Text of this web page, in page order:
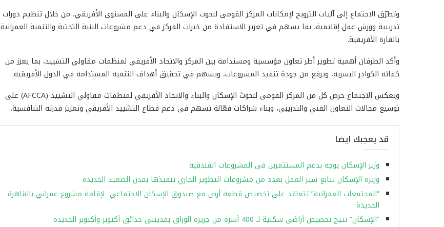
وتطرّق الاجتماع إلى آليات الترويج لإمكانات المركز القومى لبحوث الإسكان والبناء على المستوى الأفريقي، من خلال تنظيم دورات
تدريبية وورش عمل إقليمية، بما يسهم في تعزيز الاستفادة من خبرات المركز في دعم مشروعات البنية التحتية والتنمية العمرانية
بالقارة الأفريقية.
وأكد الطرفان أهمية تطوير أطر تعاون مؤسسية ومستدامة بين المركز والاتحاد الأفريقي لمنظمات مقاولي التشييد، بما يعزز من
كفائة الكوادر البشرية، ويرفع من جودة تنفيذ المشروعات، ويسهم في تحقيق أهداف التنمية المستدامة في الدول الأفريقية.
ويعكس الاجتماع حرص كل من المركز القومى لبحوث الإسكان والبناء والاتحاد الأفريقي لمنظمات مقاولي التشييد (AFCCA) على
توسيع مجالات التعاون الفني والتدريبي، وبناء شراكات فعّالة تسهم في دعم قطاع التشييد الأفريقي وتعزيز قدرته التنافسية.
قد يعجبك ايضا
وزير الإسكان يوجه بدعم المستثمرين فى المشروعات الفندقية
وزيرة الإسكان تتابع سير العمل بعدد من مشروعات التطوير الجاري تنفيذها بمدن الصعيد الجديدة
“المجتمعات العمرانية” تتعاقد على تخصيص قطعة أرض مع صندوق الإسكان الاجتماعي لإقامة مشروع عمراني بالقاهرة
الجديدة
“الإسكان” تتيح تخصيص أراضى سكنية لـ 400 أسرة من جزيرة الوراق بمدينتى حدائق أكتوبر وأكتوبر الجديدة